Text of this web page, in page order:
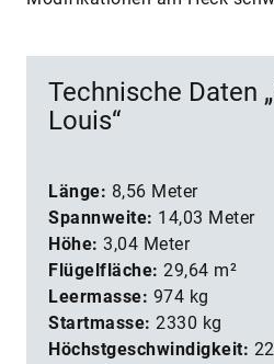
Technische Daten
Louis“
Länge: 8,56 Meter
Spannweite: 14,03 Meter
Höhe: 3,04 Meter
Flügelfläche: 29,64 m²
Leermasse: 974 kg
Startmasse: 2330 kg
Höchstgeschwindigkeit: